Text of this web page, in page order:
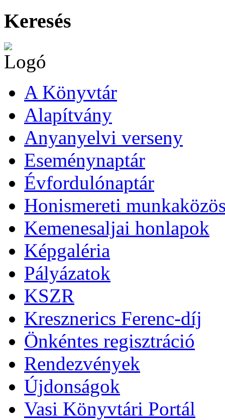
Keresés
A Könyvtár
Alapítvány
Anyanyelvi verseny
Eseménynaptár
Évfordulónaptár
Honismereti
Kemenesaljai honlapok
Képgaléria
Pályázatok
KSZR
Kresznerics Ferenc-díj
Önkéntes regisztráció
Rendezvények
Újdonságok
Vasi Könyvtári Portál